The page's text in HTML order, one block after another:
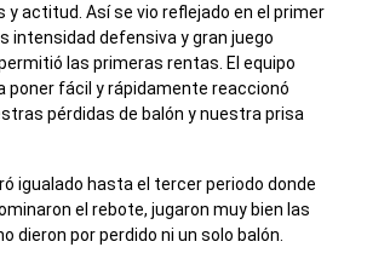
y actitud. Así se vio reflejado en el primer
intensidad defensiva y gran juego
las primeras rentas. El equipo
poner fácil y rápidamente reaccionó
pérdidas de balón y nuestra prisa
igualado hasta el tercer periodo donde
el rebote, jugaron muy bien las
dieron por perdido ni un solo balón.